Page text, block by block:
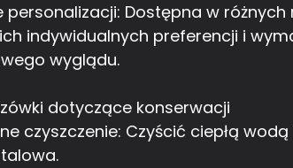
personalizacji: Dostępna w
indywidualnych preferencji i
wyglądu.
dotyczące konserwacji
czyszczenie: Czyścić ciepłą